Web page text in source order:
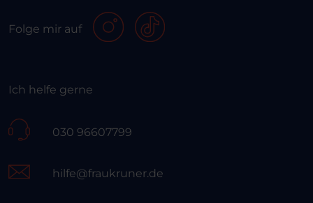
Folge mir auf
Ich helfe gerne
030 96607799
hilfe@fraukruner.de